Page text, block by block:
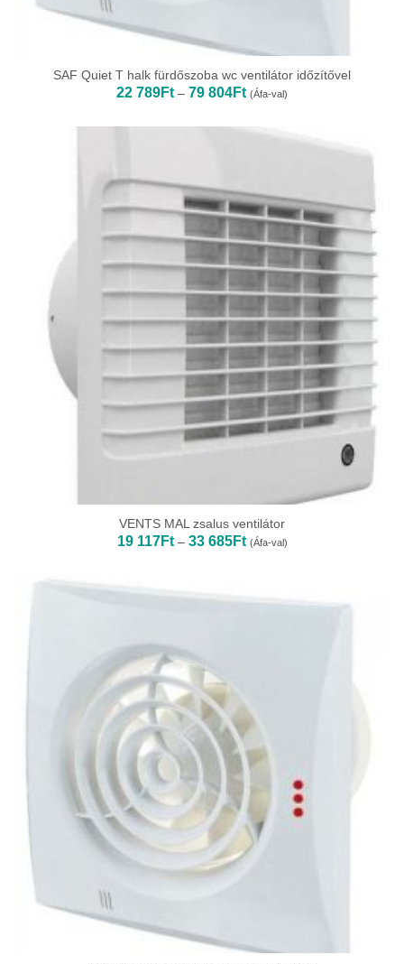
SAF Quiet T halk fürdőszoba wc ventilátor időzítővel
22 789Ft – 79 804FtÁrtartomány:
22
(Áfa-val)
VENTS MAL zsalus ventilátor
19 117Ft – 33 685FtÁrtartomány:
19
685Ft
(Áfa-val)